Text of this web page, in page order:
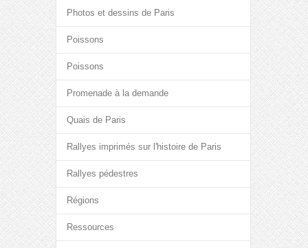
Photos et dessins de Paris
Poissons
Poissons
Promenade à la demande
Quais de Paris
Rallyes imprimés sur l'histoire de Paris
Rallyes pédestres
Régions
Ressources